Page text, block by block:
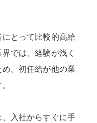
にとって比較的高給
では、経験が浅く
、初任給が他の業
入社からすぐに手